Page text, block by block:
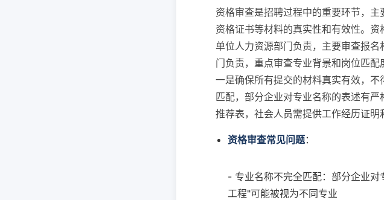
资格审查是招聘过程中的重要环节，
资格证书等材料的真实性和有效性。
单位人力资源部门负责，主要审查报
门负责，重点审查专业背景和岗位匹配
一是确保所有提交的材料真实有效，
匹配，部分企业对专业名称的表述有
推荐表，社会人员需提供工作经历证明
资格审查常见问题：
- 专业名称不完全匹配：部分企业
工程"可能被视为不同专业